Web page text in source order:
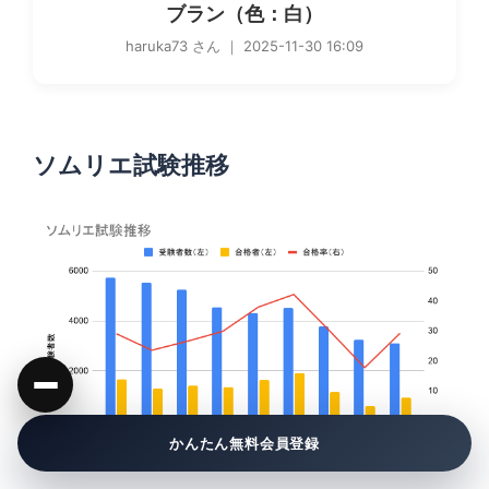
ブラン（色：白）
haruka73 さん ｜ 2025-11-30 16:09
ソムリエ試験推移
かんたん無料会員登録